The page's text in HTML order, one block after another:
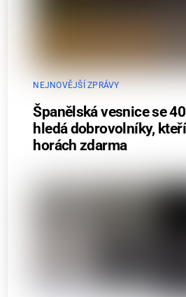
NEJNOVĚJŠÍ ZPRÁVY
Španělská vesnice se
hledá dobrovolníky,
horách zdarma